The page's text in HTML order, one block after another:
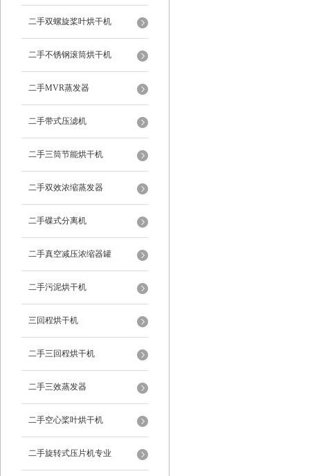
二手双螺旋桨叶烘干机
二手不锈钢滚筒烘干机
二手MVR蒸发器
二手带式压滤机
二手三筒节能烘干机
二手双效浓缩蒸发器
二手碟式分离机
二手真空减压浓缩器罐
二手污泥烘干机
三回程烘干机
二手三回程烘干机
二手三效蒸发器
二手空心桨叶烘干机
二手旋转式压片机专业